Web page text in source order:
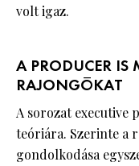
volt igaz.
A PRODUCER IS
RAJONGÓKAT
A sorozat executive
teóriára. Szerinte a
gondolkodása